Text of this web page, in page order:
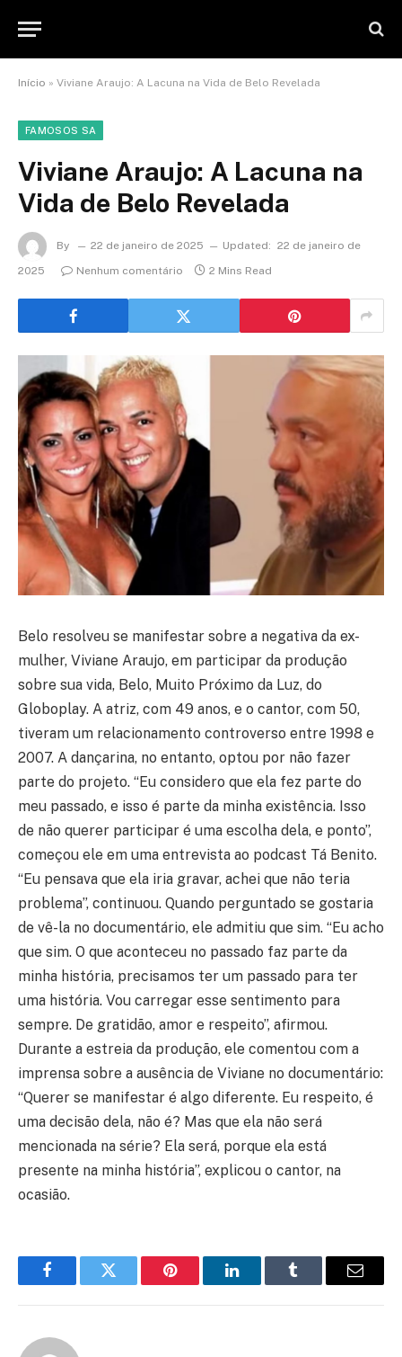
Início » Viviane Araujo: A Lacuna na Vida de Belo Revelada
FAMOSOS SA
Viviane Araujo: A Lacuna na
Vida de Belo Revelada
By 22 de janeiro de 2025 Updated: 22 de janeiro de
2025
Nenhum comentário 2 Mins Read
Belo resolveu se manifestar sobre a negativa da ex-
mulher, Viviane Araujo, em participar da produção
sobre sua vida, Belo, Muito Próximo da Luz, do
Globoplay. A atriz, com 49 anos, e o cantor, com 50,
tiveram um relacionamento controverso entre 1998 e
2007. A dançarina, no entanto, optou por não fazer
parte do projeto. “Eu considero que ela fez parte do
meu passado, e isso é parte da minha existência. Isso
de não querer participar é uma escolha dela, e ponto”,
começou ele em uma entrevista ao podcast Tá Benito.
“Eu pensava que ela iria gravar, achei que não teria
problema”, continuou. Quando perguntado se gostaria
de vê-la no documentário, ele admitiu que sim. “Eu acho
que sim. O que aconteceu no passado faz parte da
minha história, precisamos ter um passado para ter
uma história. Vou carregar esse sentimento para
sempre. De gratidão, amor e respeito”, afirmou.
Durante a estreia da produção, ele comentou com a
imprensa sobre a ausência de Viviane no documentário:
“Querer se manifestar é algo diferente. Eu respeito, é
uma decisão dela, não é? Mas que ela não será
mencionada na série? Ela será, porque ela está
presente na minha história”, explicou o cantor, na
ocasião.
FacebookTwitter Pinterest LinkedInTumblr Email